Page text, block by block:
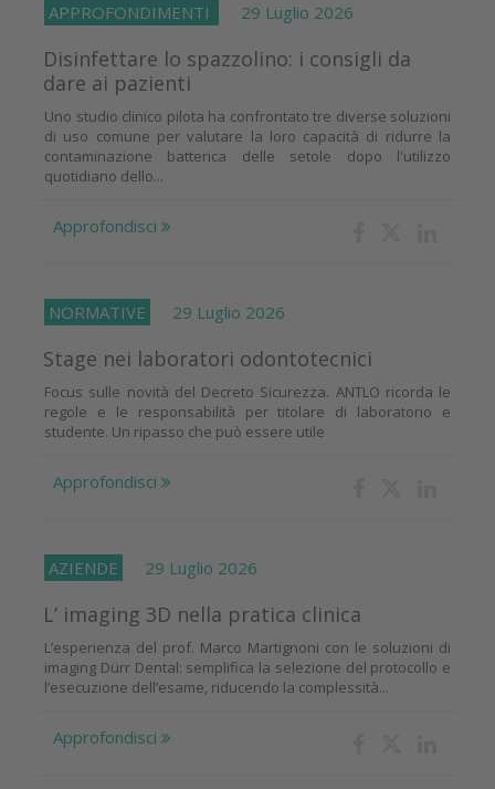
APPROFONDIMENTI 29 Luglio 2026
Disinfettare lo spazzolino: i consigli da
dare ai pazienti
Uno studio clinico pilota ha confrontato tre diverse soluzioni
di uso comune per valutare la loro capacità di ridurre la
contaminazione batterica delle setole dopo l'utilizzo
quotidiano dello...
Approfondisci
NORMATIVE 29 Luglio 2026
Stage nei laboratori odontotecnici
Focus sulle novità del Decreto Sicurezza. ANTLO ricorda le
regole e le responsabilità per titolare di laboratorio e
studente. Un ripasso che può essere utile
Approfondisci
AZIENDE 29 Luglio 2026
L’ imaging 3D nella pratica clinica
L’esperienza del prof. Marco Martignoni con le soluzioni di
imaging Dürr Dental: semplifica la selezione del protocollo e
l’esecuzione dell’esame, riducendo la complessità...
Approfondisci